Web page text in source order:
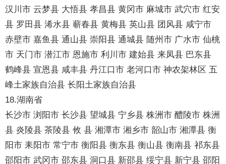
汉川市 云梦县 大悟县 孝昌县 黄冈市 麻城市 武穴市 红安
县 罗田县 浠水县 蕲春县 黄梅县 英山县 团风县 咸宁市
赤壁市 嘉鱼县 通山县 崇阳县 通城县 随州市 广水市 仙桃
市 天门市 潜江市 恩施市 利川市 建始县 来凤县 巴东县
鹤峰县 宣恩县 咸丰县 丹江口市 老河口市 神农架林区 五
峰土家族自治县 长阳土家族自治县
18.湖南省
长沙市 浏阳市 长沙县 望城县 宁乡县 株洲市 醴陵市 株洲
县 炎陵县 茶陵县 攸 县 湘潭市 湘乡市 韶山市 湘潭县 衡
阳市 耒阳市 常宁市 衡阳县 衡东县 衡山县 衡南县 祁东县
邵阳市 武冈市 邵东县 洞口县 新邵县 绥宁县 新宁县 邵阳